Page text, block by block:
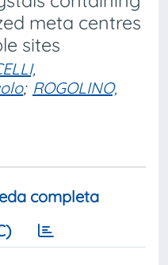
meta centres
sites
; ROGOLINO,
completa